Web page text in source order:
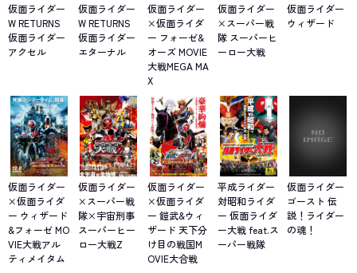
仮面ライダー
W RETURNS
仮面ライダー
アクセル
仮面ライダー
W RETURNS
仮面ライダー
エターナル
仮面ライダー
×仮面ライダ
ー フォーゼ&
オーズ MOVIE
大戦MEGA MA
X
仮面ライダー
×スーパー戦
隊 スーパーヒ
ーロー大戦
仮面ライダー
ウィザード
仮面ライダー
×仮面ライダ
ー ウィザード
&フォーゼ MO
VIE大戦アル
ティメイタム
仮面ライダー
×スーパー戦
隊×宇宙刑事
スーパーヒー
ロー大戦Z
仮面ライダー
×仮面ライダ
ー 鎧武&ウィ
ザード 天下分
け目の戦国M
OVIE大合戦
平成ライダー
対昭和ライダ
ー 仮面ライダ
ー大戦 feat.ス
ーパー戦隊
仮面ライダー
ゴースト 伝
説！ライダー
の魂！